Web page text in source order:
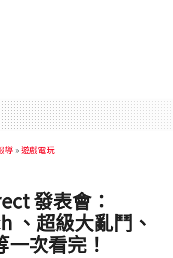
導 »遊戲電玩
發表會：
、超級大亂鬥、
次看完！